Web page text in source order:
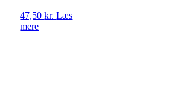
47,50kr. Læs
mere